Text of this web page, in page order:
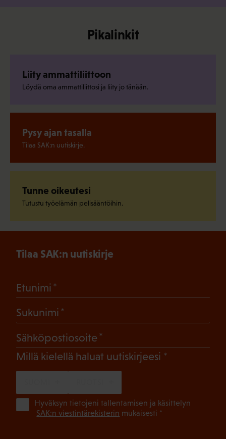
Pikalinkit
Liity ammattiliittoon
Löydä oma ammattiliittosi ja liity jo tänään.
Pysy ajan tasalla
Tilaa SAK:n uutiskirje.
Tunne oikeutesi
Tutustu työelämän pelisääntöihin.
Tilaa SAK:n uutiskirje
Etunimi
Sukunimi
Sähköpostiosoite
Millä kielellä haluat uutiskirjeesi (Pakollinen)
Hyväksyn tietojeni tallentamisen ja käsittelyn
SAK:n viestintärekisterin mukaisesti *